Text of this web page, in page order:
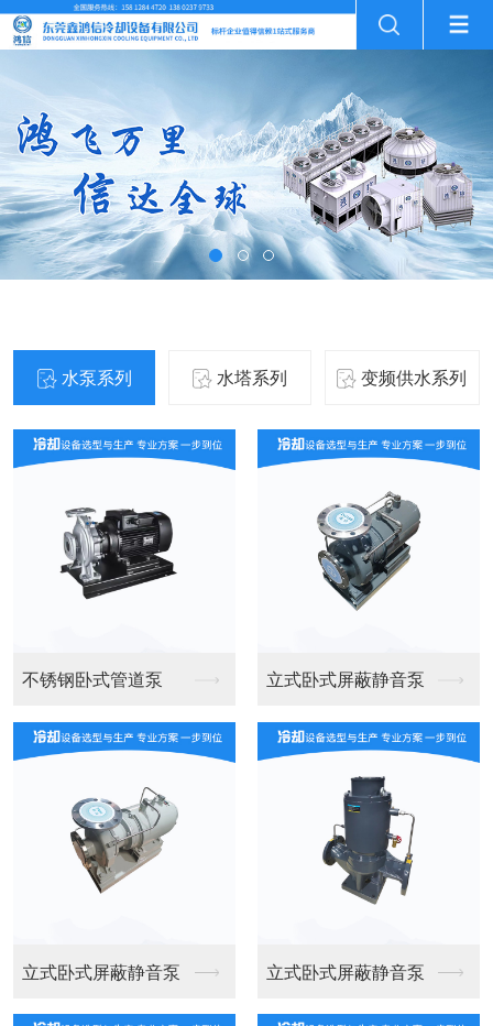
水泵系列 水塔系列 变频供水系列
不锈钢卧式管道泵 立式卧式屏蔽静音泵
立式卧式屏蔽静音泵 立式卧式屏蔽静音泵